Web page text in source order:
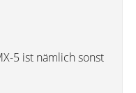
5 ist nämlich sonst